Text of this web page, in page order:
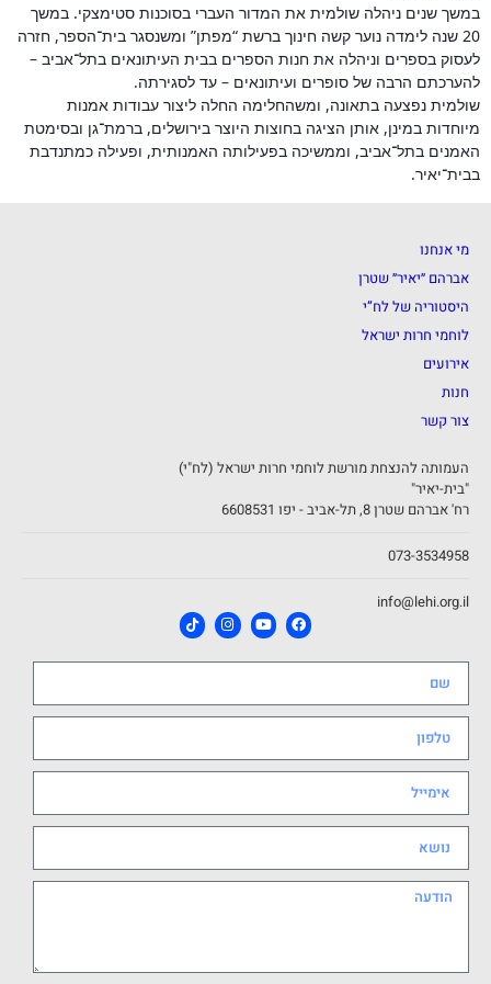
במשך שנים ניהלה שולמית את המדור העברי בסוכנות סטימצקי. במשך
20 שנה לימדה נוער קשה חינוך ברשת “מפתן” ומשנסגר בית־הספר, חזרה
לעסוק בספרים וניהלה את חנות הספרים בבית העיתונאים בתל־אביב –
להערכתם הרבה של סופרים ועיתונאים – עד לסגירתה.
שולמית נפצעה בתאונה, ומשהחלימה החלה ליצור עבודות אמנות
מיוחדות במינן, אותן הציגה בחוצות היוצר בירושלים, ברמת־גן ובסימטת
האמנים בתל־אביב, וממשיכה בפעילותה האמנותית, ופעילה כמתנדבת
בבית־יאיר.
מי אנחנו
אברהם ״יאיר״ שטרן
היסטוריה של לח”י
לוחמי חרות ישראל
אירועים
חנות
צור קשר
העמותה להנצחת מורשת לוחמי חרות ישראל (לח"י)
"בית-יאיר"
רח' אברהם שטרן 8, תל-אביב - יפו 6608531
073-3534958
info@lehi.org.il